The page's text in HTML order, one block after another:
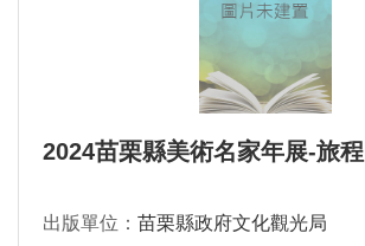
2024苗栗縣美術名家年展-旅程
出版單位： 苗栗縣政府文化觀光局